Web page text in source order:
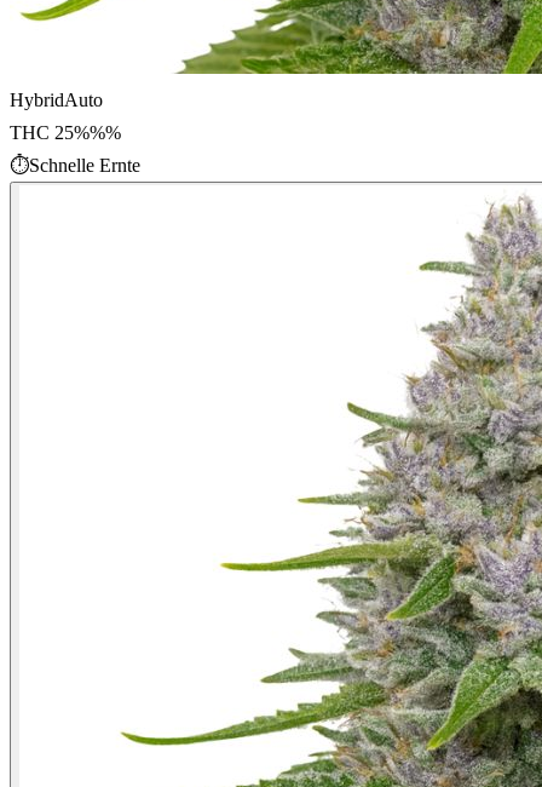
HybridAuto
THC 25%%%
⏱Schnelle Ernte